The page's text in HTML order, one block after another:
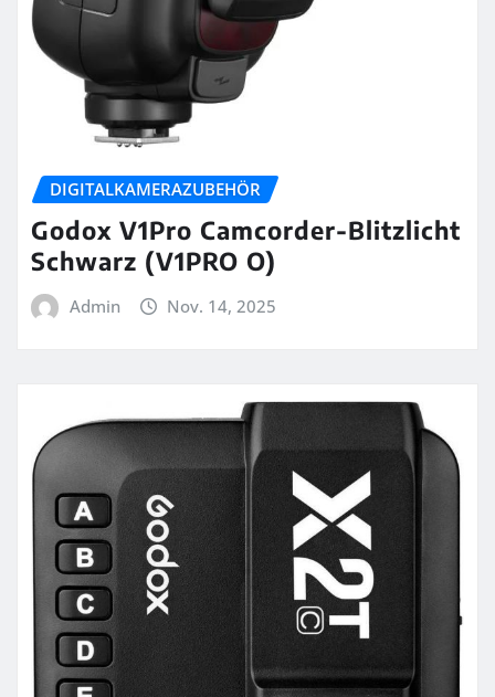
DIGITALKAMERAZUBEHÖR
Godox V1Pro Camcorder-Blitzlicht
Schwarz (V1PRO O)
Admin Nov. 14, 2025